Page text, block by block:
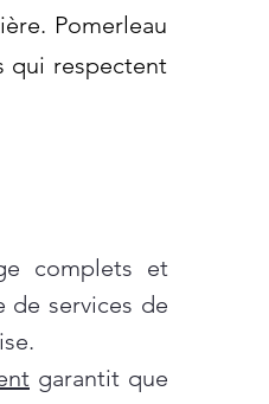
Pomerleau
qui respectent
complets et
de services de
garantit que